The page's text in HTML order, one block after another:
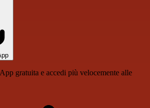
gratuita e accedi più velocemente alle